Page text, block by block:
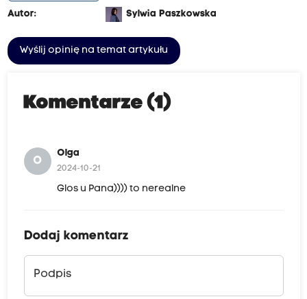
Autor: Sylwia Paszkowska
Wyślij opinię na temat artykułu
Komentarze (1)
O
Olga
2024-10-21
Glos u Pana)))) to nerealne
Dodaj komentarz
Podpis